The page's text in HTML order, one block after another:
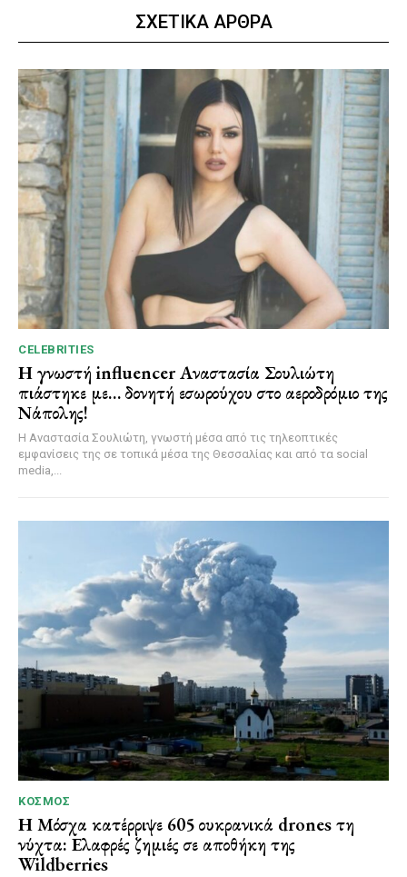
ΣΧΕΤΙΚΑ ΑΡΘΡΑ
CELEBRITIES
Η γνωστή influencer Αναστασία Σουλιώτη
πιάστηκε με… δονητή εσωρούχου στο αεροδρόμιο της
Νάπολης!
Η Αναστασία Σουλιώτη, γνωστή μέσα από τις τηλεοπτικές
εμφανίσεις της σε τοπικά μέσα της Θεσσαλίας και από τα social
media,...
ΚΌΣΜΟΣ
Η Μόσχα κατέρριψε 605 ουκρανικά drones τη
νύχτα: Ελαφρές ζημιές σε αποθήκη της
Wildberries